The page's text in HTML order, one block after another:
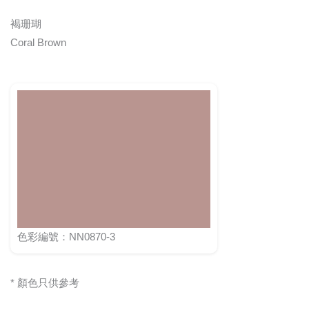
褐珊瑚
Coral Brown
色彩編號：NN0870-3
* 顏色只供參考